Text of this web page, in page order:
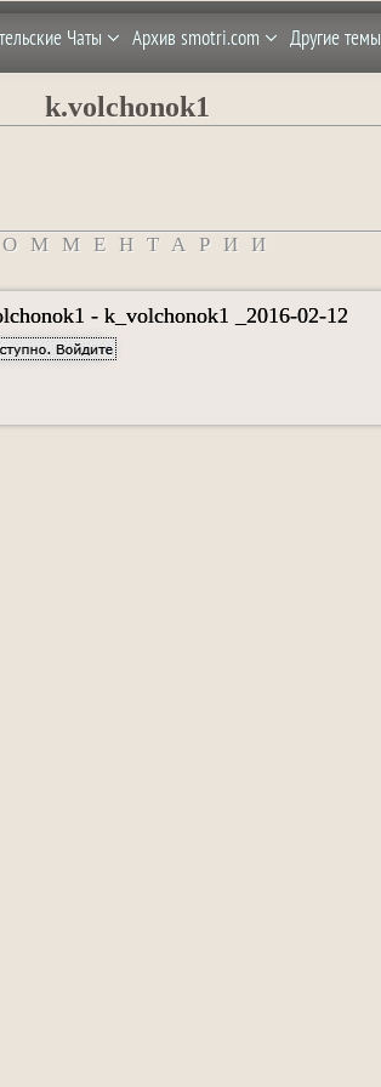
Чаты Архив smotri.com Другие темы
k.volchonok1
- k_volchonok1 _2016-02-12